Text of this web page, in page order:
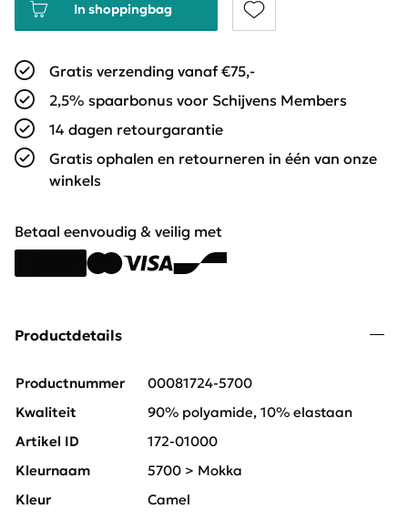
In shoppingbag
Gratis verzending vanaf €75,-
2,5% spaarbonus voor Schijvens Members
14 dagen retourgarantie
Gratis ophalen en retourneren in één van onze
winkels
Betaal eenvoudig & veilig met
Productdetails
Productnummer
00081724-5700
Kwaliteit
90% polyamide, 10% elastaan
Artikel ID
172-01000
Kleurnaam
5700 > Mokka
Kleur
Camel